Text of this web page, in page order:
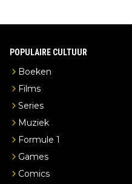
POPULAIRE CULTUUR
Boeken
Films
Series
Muziek
Formule 1
Games
Comics